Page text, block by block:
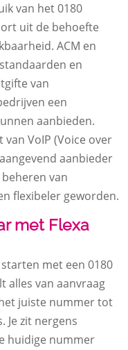
van het 0180
uit de behoefte
ACM en
en
van
een
aanbieden.
VoIP (Voice over
aanbieder
van
flexibeler geworden.
met Flexa
met een 0180
alles van aanvraag
juiste nummer tot
Je zit nergens
huidige nummer